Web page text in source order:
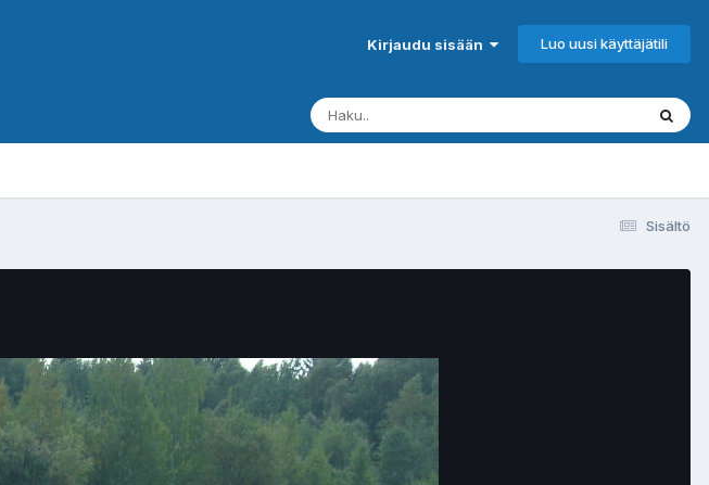
Kirjaudu sisään Luo uusi käyttäjätili
Sisältö